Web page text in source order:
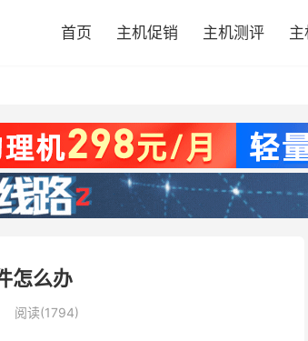
首页 主机促销 主机测评
怎么办
阅读(1794)